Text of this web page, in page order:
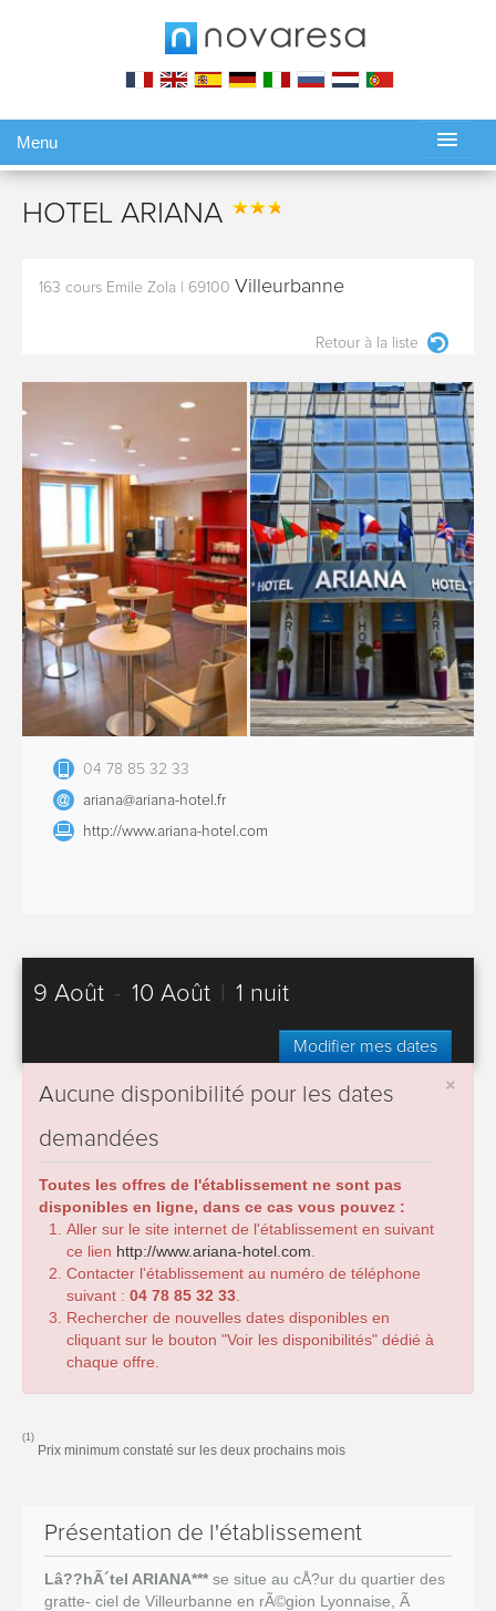
Menu
HOTEL ARIANA
163 cours Emile Zola 69100 Villeurbanne
Retour à la liste
04 78 85 32 33
ariana@ariana-hotel.fr
http://www.ariana-hotel.com
9 Août - 10 Août 1 nuit
Modifier mes dates
×
Aucune disponibilité pour les dates
demandées
Toutes les offres de l'établissement ne sont pas
disponibles en ligne, dans ce cas vous pouvez :
Aller sur le site internet de l'établissement en suivant
ce lien http://www.ariana-hotel.com
Contacter l'établissement au numéro de téléphone
suivant : 04 78 85 32 33
Rechercher de nouvelles dates disponibles en
cliquant sur le bouton "Voir les disponibilités" dédié à
chaque offre.
(1)
Prix minimum constaté sur les deux prochains mois
Présentation de l'établissement
Lâ??hÃ´tel ARIANA*** se situe au cÅ?ur du quartier des
gratte- ciel de Villeurbanne en rÃ©gion Lyonnaise, Ã